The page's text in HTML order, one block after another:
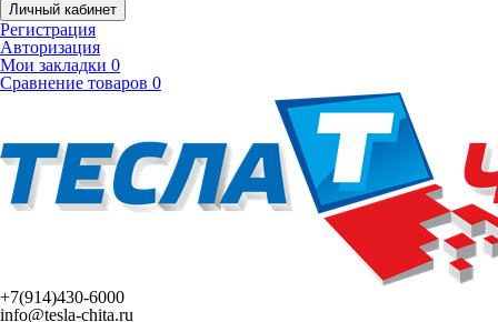
Личный кабинет
Регистрация
Авторизация
Мои закладки 0
Сравнение товаров 0
+7(914)430-6000
info@tesla-chita.ru